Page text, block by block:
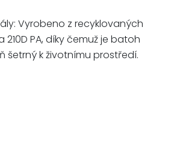
Vyrobeno z recyklovaných
210D PA, díky čemuž je batoh
šetrný k životnímu prostředí.